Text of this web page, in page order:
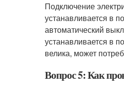
Подключение
устанавливается в
автоматический
устанавливается в
велика, может
Вопрос 5: Как